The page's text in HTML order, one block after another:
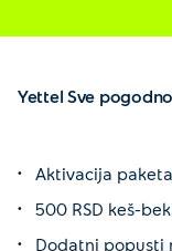
Yettel Sve
Aktivacija
500 RSD keš-
Dodatni popusti